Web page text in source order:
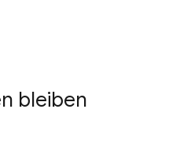
bleiben